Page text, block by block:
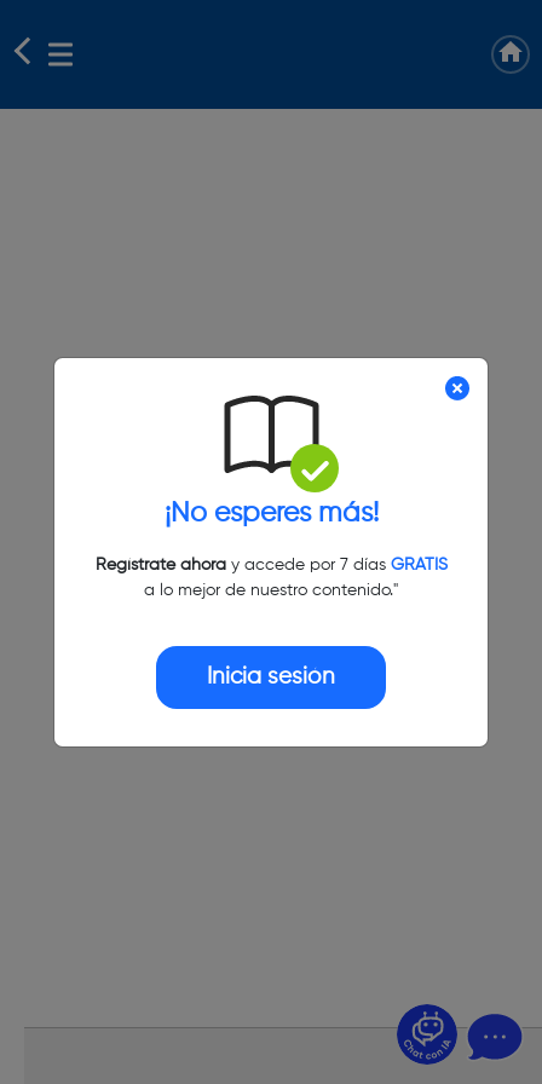
¡No esperes más!
Regístrate ahoray accede por 7 días GRATIS
a lo mejor de nuestro contenido."
Inicia sesión